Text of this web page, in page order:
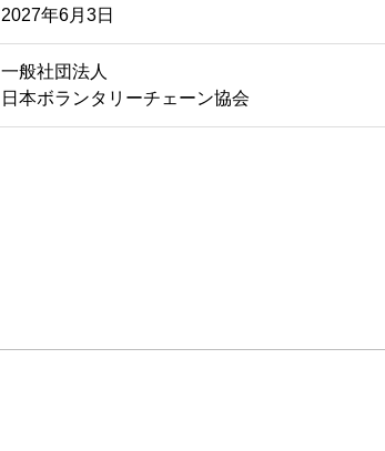
2027年6月3日
一般社団法人
日本ボランタリーチェーン協会